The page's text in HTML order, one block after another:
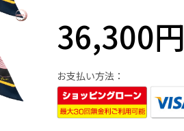
36,300円
お支払い方法：